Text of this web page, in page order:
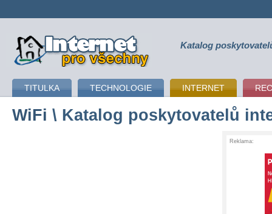
připojení k internetu Katalog
TITULKA TECHNOLOGIE INTERNET
WiFi \ Katalog poskytovatelů
Reklama: